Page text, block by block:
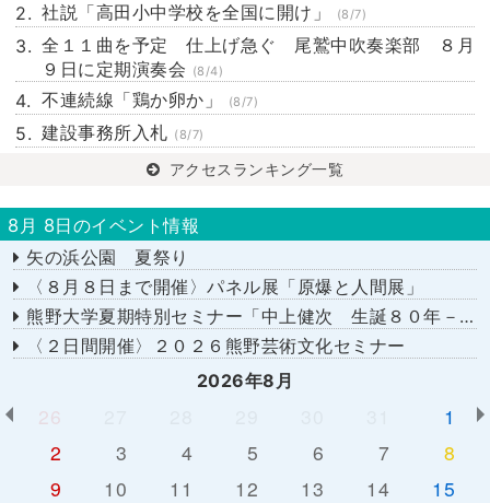
社説「高田小中学校を全国に開け」 (8/7)
全１１曲を予定 仕上げ急ぐ 尾鷲中吹奏楽部 ８月
９日に定期演奏会 (8/4)
不連続線「鶏か卵か」 (8/7)
建設事務所入札 (8/7)
アクセスランキング一覧
8月 8日のイベント情報
矢の浜公園 夏祭り
〈８月８日まで開催〉パネル展「原爆と人間展」
熊野大学夏期特別セミナー「中上健次 生誕８０年－時代へのまなざし－」
〈２日間開催〉２０２６熊野芸術文化セミナー
2026年8月
26
1
2
3 4 5 6 7
8
9
10 11 12 13 14
15